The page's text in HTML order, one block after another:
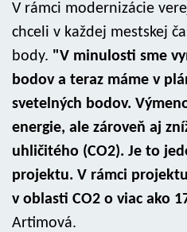
V rámci modernizácie
chceli v každej mestskej
body. "V minulosti sme
bodov a teraz máme v
svetelných bodov.
energie, ale zároveň aj
uhličitého (CO2). Je to
projektu. V rámci
v oblasti CO2 o viac ako
Artimová.